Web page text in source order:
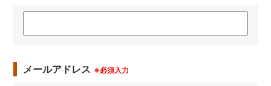
メールアドレス ※必須入力